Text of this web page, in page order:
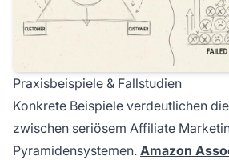
Praxisbeispiele & Fallstudien
Konkrete Beispiele verdeutlichen
zwischen seriösem Affiliate
Pyramidensystemen. Amazon